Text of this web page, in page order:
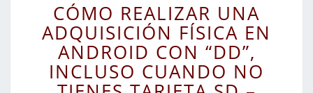
REALIZAR
UNA
ADQUISICIÓN
FÍSICA
EN
CÓMO REALIZAR UNA
ADQUISICIÓN FÍSICA EN
ANDROID CON “DD”,
INCLUSO CUANDO NO